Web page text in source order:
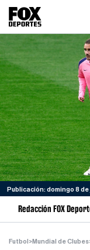
Publicación: domingo 8
Redacción FOX
Futbol >Mundial de Clubes